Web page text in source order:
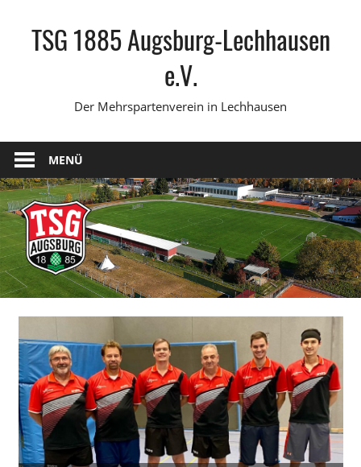
springenTSG 1885 Augsburg-Lechhausen
e.V.
Der Mehrspartenverein in Lechhausen
MENÜ